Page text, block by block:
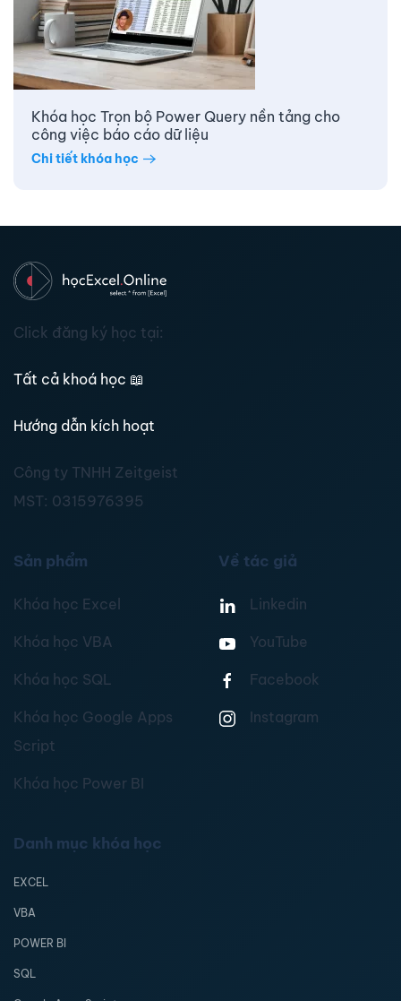
Khóa học Trọn bộ Power Query nền tảng cho
công việc báo cáo dữ liệu
Chi tiết khóa học
Click đăng ký học tại:
Tất cả khoá học 📖
Hướng dẫn kích hoạt
Công ty TNHH Zeitgeist
MST: 0315976395
Sản phẩm
Khóa học Excel
Khóa học VBA
Khóa học SQL
Khóa học Google Apps
Script
Khóa học Power BI
Về tác giả
Linkedin
YouTube
Facebook
Instagram
Danh mục khóa học
EXCEL
VBA
POWER BI
SQL